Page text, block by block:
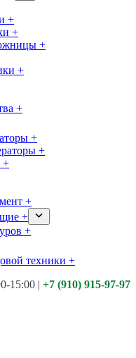
+
+
+
+
+
+
+
+
+
+
+
техники +
15:00 | +7 (910) 915-97-97